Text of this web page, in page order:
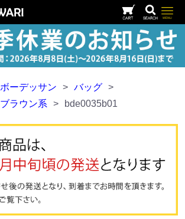
ボーデッサン > バッグ >
ブラウン系 > bde0035b01